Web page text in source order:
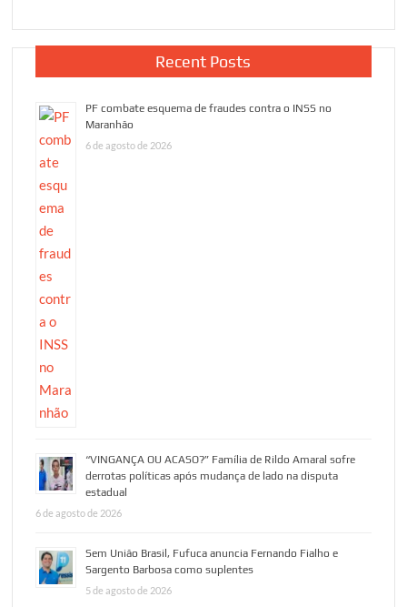
Recent Posts
PF combate esquema de fraudes contra o INSS no
Maranhão
6 de agosto de 2026
“VINGANÇA OU ACASO?” Família de Rildo Amaral sofre
derrotas políticas após mudança de lado na disputa
estadual
6 de agosto de 2026
Sem União Brasil, Fufuca anuncia Fernando Fialho e
Sargento Barbosa como suplentes
5 de agosto de 2026